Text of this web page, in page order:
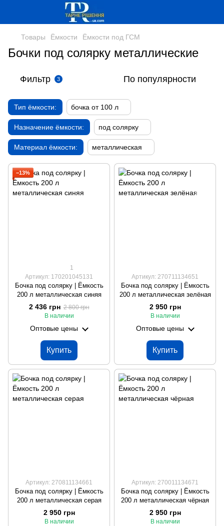
Товары Ёмкости Ёмкости под ГСМ
Бочки под солярку металлические
Фильтр 3 По популярности
Тип ёмкости: бочка от 100 л
Назначение ёмкости: под солярку
Материал ёмкости: металлическая
−13%
1
Артикул: 170201045131
Бочка под солярку | Ёмкость
200 л металлическая синяя
2 436 грн 2 800 грн
В наличии
Оптовые цены
Купить
Артикул: 270711134651
Бочка под солярку | Ёмкость
200 л металлическая зелёная
2 950 грн
В наличии
Оптовые цены
Купить
Артикул: 270811134661
Бочка под солярку | Ёмкость
200 л металлическая серая
2 950 грн
В наличии
Артикул: 270011134671
Бочка под солярку | Ёмкость
200 л металлическая чёрная
2 950 грн
В наличии